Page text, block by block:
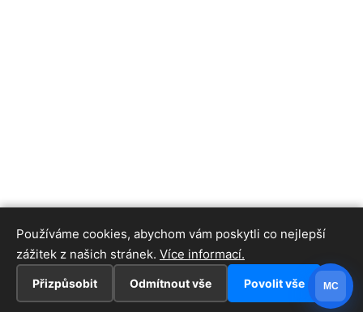
Používáme cookies, abychom vám poskytli co nejlepší
zážitek z našich stránek. Více informací.
Přizpůsobit Odmítnout vše Povolit vše MC